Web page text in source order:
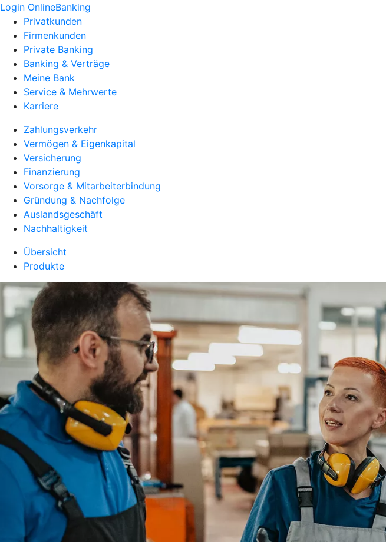
Login OnlineBanking
Privatkunden
Firmenkunden
Private Banking
Banking & Verträge
Meine Bank
Service & Mehrwerte
Karriere
Zahlungsverkehr
Vermögen & Eigenkapital
Versicherung
Finanzierung
Vorsorge & Mitarbeiterbindung
Gründung & Nachfolge
Auslandsgeschäft
Nachhaltigkeit
Übersicht
Produkte